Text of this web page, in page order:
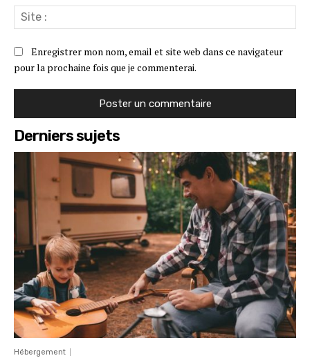
:
Enregistrer mon nom, email et site web dans ce navigateur
pour la prochaine fois que je commenterai.
Derniers sujets
Hébergement